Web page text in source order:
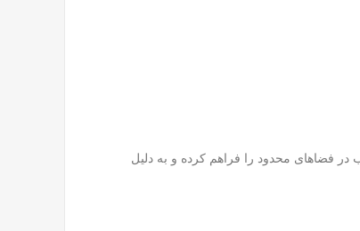
فضاهای محدود را فراهم کرده و به دلیل